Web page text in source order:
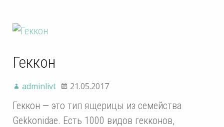
Геккон
adminlivt 21.05.2017
Геккон — это тип ящерицы из семейства
Gekkonidae. Есть 1000 видов гекконов,